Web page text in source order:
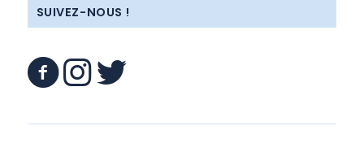
SUIVEZ-NOUS !